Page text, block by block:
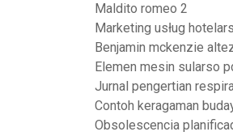
Maldito romeo 2
Marketing usług
Benjamin mckenzie
Elemen mesin sularso
Jurnal pengertian
Contoh keragaman
Obsolescencia